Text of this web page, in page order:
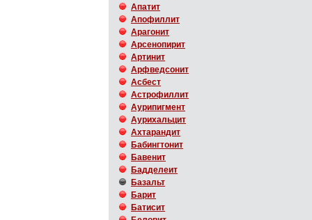
Апатит
Апофиллит
Арагонит
Арсенопирит
Артинит
Арфведсонит
Асбест
Астрофиллит
Аурипигмент
Аурихальцит
Ахтарандит
Бабингтонит
Бавенит
Бадделеит
Базальт
Барит
Батисит